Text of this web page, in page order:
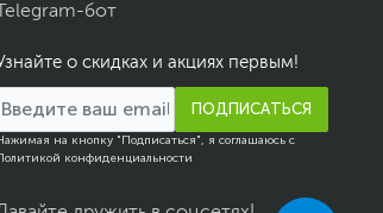
бот
о скидках и акциях первым!
ПОДПИСАТЬСЯ
на кнопку "Подписаться", я соглашаюсь с
конфиденциальности